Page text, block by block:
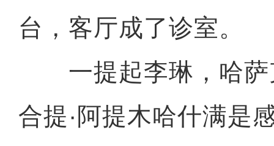
台，客厅成了诊室。
一提起李琳，哈萨
合提·阿提木哈什满是